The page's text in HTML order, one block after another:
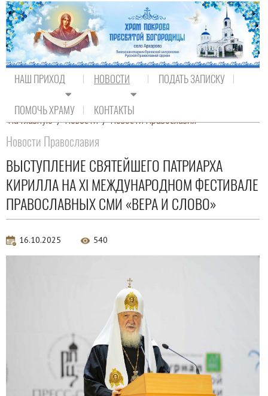
НАШ ПРИХОД НОВОСТИ ПОДАТЬ ЗАПИСКУ
ПОМОЧЬ ХРАМУ КОНТАКТЫ
На главную / Новости / Новости Православия
Новости Православия
ВЫСТУПЛЕНИЕ СВЯТЕЙШЕГО ПАТРИАРХА
КИРИЛЛА НА XI МЕЖДУНАРОДНОМ ФЕСТИВАЛЕ
ПРАВОСЛАВНЫХ СМИ «ВЕРА И СЛОВО»
16.10.2025 540